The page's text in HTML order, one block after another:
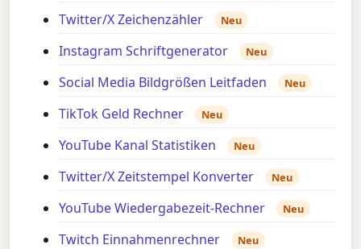
Twitter/X Zeichenzähler Neu
Instagram Schriftgenerator Neu
Social Media Bildgrößen Leitfaden Neu
TikTok Geld Rechner Neu
YouTube Kanal Statistiken Neu
Twitter/X Zeitstempel Konverter Neu
YouTube Wiedergabezeit-Rechner Neu
Twitch Einnahmenrechner Neu